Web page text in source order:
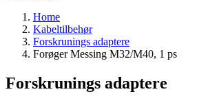
Home
Kabeltilbehør
Forskrunings adaptere
Forøger Messing M32/M40, 1 ps
Forskrunings adaptere